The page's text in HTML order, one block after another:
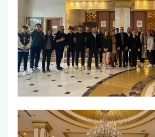
Stratejik Plan (2024-2026)
Organizasyon Şeması
Eğitim Öğretim Komisyonu
Burs ve Sosyal Hizmetler Komisyonu
Engelli Birim Yetkilisi
Uluslararası Değişim Koordinatörlükleri